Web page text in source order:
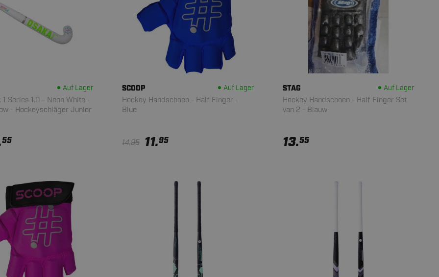
Auf Lager
1 Series 1.0 - Neon White -
- Hockeyschläger Junior
55
SCOOP Auf Lager
Hockey Handschoen - Half Finger -
Blue
14,95 11.95
STAG Auf Lager
Hockey Handschoen - Half Finger Set
van 2 - Blauw
13.55